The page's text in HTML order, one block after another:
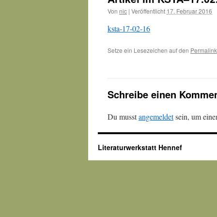
Von nic | Veröffentlicht 17. Februar 2016
ksta-17-02-16
Setze ein Lesezeichen auf den Permalink
Schreibe einen
Du musstangemeldetsein, um
Literaturwerkstatt Hennef